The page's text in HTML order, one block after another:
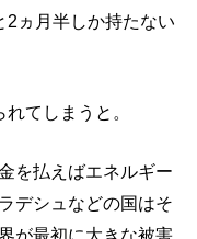
2ヵ月半しか持たない
てしまうと。
を払えばエネルギー
デシュなどの国はそ
が最初に大きな被害